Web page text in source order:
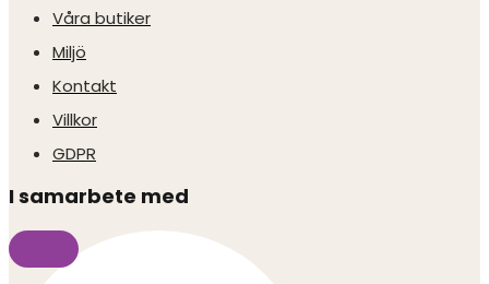
Våra butiker
Miljö
Kontakt
Villkor
GDPR
I samarbete med